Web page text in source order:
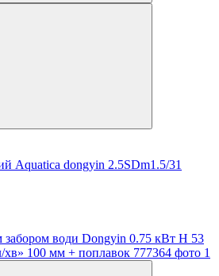
Aquatica dongyin 2.5SDm1.5/31